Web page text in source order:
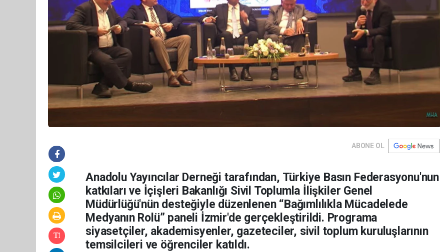
ABONE OL
Anadolu Yayıncılar Derneği tarafından, Türkiye Basın Federasyonu'nun
katkıları ve İçişleri Bakanlığı Sivil Toplumla İlişkiler Genel
Müdürlüğü'nün desteğiyle düzenlenen “Bağımlılıkla Mücadelede
Medyanın Rolü” paneli İzmir'de gerçekleştirildi. Programa
siyasetçiler, akademisyenler, gazeteciler, sivil toplum kuruluşlarının
temsilcileri ve öğrenciler katıldı.